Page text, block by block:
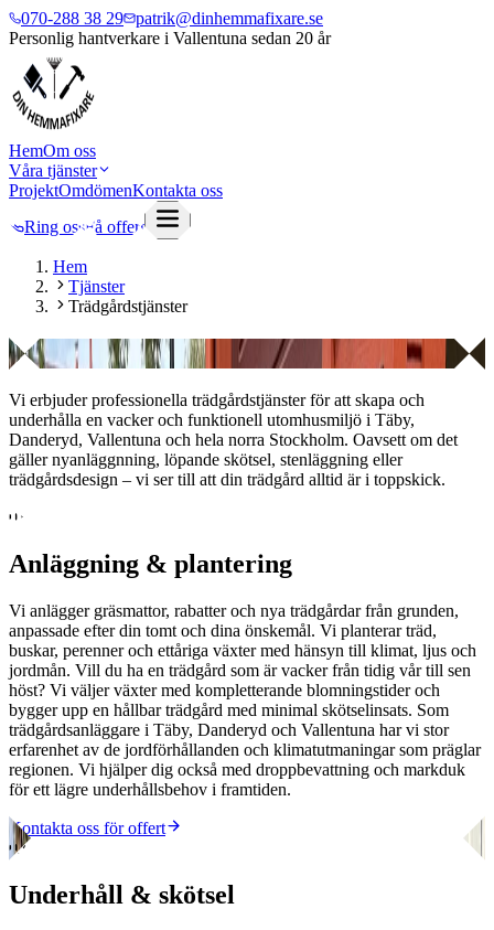
070-288 38 29
patrik@dinhemmafixare.se
Personlig hantverkare i Vallentuna sedan 20 år
HemOm oss
Våra tjänster
ProjektOmdömenKontakta oss
Ring ossFå offert
Hem
Tjänster
Trädgårdstjänster
Trädgårdstjänster
Vi erbjuder professionella trädgårdstjänster för att skapa och
underhålla en vacker och funktionell utomhusmiljö i Täby,
Danderyd, Vallentuna och hela norra Stockholm. Oavsett om det
gäller nyanläggnning, löpande skötsel, stenläggning eller
trädgårdsdesign – vi ser till att din trädgård alltid är i toppskick.
01
Anläggning & plantering
Vi anlägger gräsmattor, rabatter och nya trädgårdar från grunden,
anpassade efter din tomt och dina önskemål. Vi planterar träd,
buskar, perenner och ettåriga växter med hänsyn till klimat, ljus och
jordmån. Vill du ha en trädgård som är vacker från tidig vår till sen
höst? Vi väljer växter med kompletterande blomningstider och
bygger upp en hållbar trädgård med minimal skötselinsats. Som
trädgårdsanläggare i Täby, Danderyd och Vallentuna har vi stor
erfarenhet av de jordförhållanden och klimatutmaningar som präglar
regionen. Vi hjälper dig också med droppbevattning och markduk
för ett lägre underhållsbehov i framtiden.
Kontakta oss för offert
02
Underhåll & skötsel